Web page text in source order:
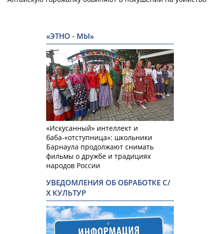
«ЭТНО - МЫ»
«Искусанный» интеллект и
баба-«отступница»: школьники
Барнаула продолжают снимать
фильмы о дружбе и традициях
народов России
УВЕДОМЛЕНИЯ ОБ ОБРАБОТКЕ С/
Х КУЛЬТУР